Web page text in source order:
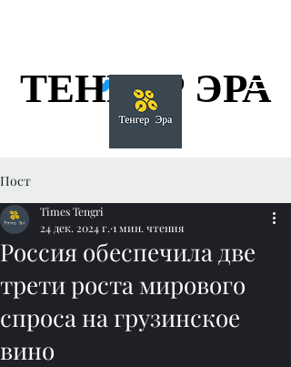
ТЕНГЕР ЭРА
ТЕНГЕР ЭРА
Пост
Россия обеспечила две
трети роста мирового
спроса на грузинское
вино
Times Tengri
24 дек. 2024 г. 1 мин. чтения